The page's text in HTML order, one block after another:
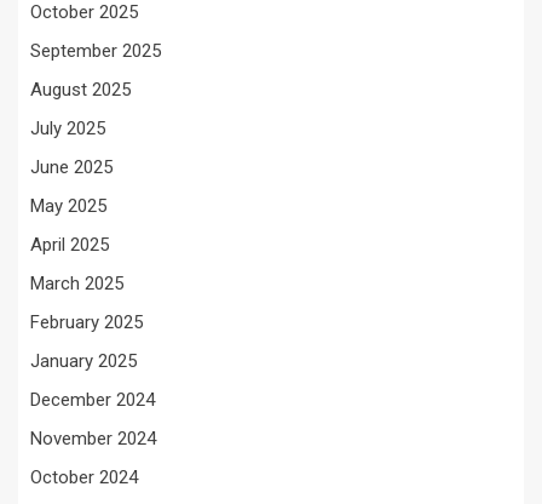
October 2025
September 2025
August 2025
July 2025
June 2025
May 2025
April 2025
March 2025
February 2025
January 2025
December 2024
November 2024
October 2024